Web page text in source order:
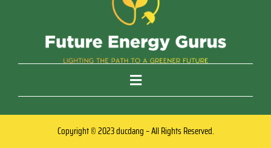
Copyright © 2023 ducdang – All Rights Reserved.